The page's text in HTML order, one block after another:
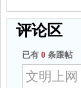
评论区
已有 0 条跟帖